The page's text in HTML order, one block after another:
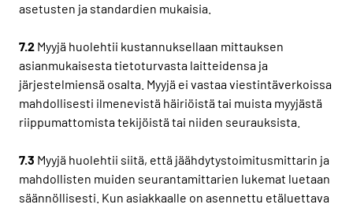
asetusten ja standardien mukaisia.
7.2 Myyjä huolehtii kustannuksellaan mittauksen
asianmukaisesta tietoturvasta laitteidensa ja
järjestelmiensä osalta. Myyjä ei vastaa viestintäverkoissa
mahdollisesti ilmenevistä häiriöistä tai muista myyjästä
riippumattomista tekijöistä tai niiden seurauksista.
7.3 Myyjä huolehtii siitä, että jäähdytystoimitusmittarin ja
mahdollisten muiden seurantamittarien lukemat luetaan
säännöllisesti. Kun asiakkaalle on asennettu etäluettava